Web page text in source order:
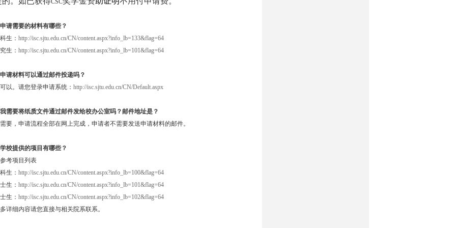
CSC
申请需要的材料有哪些？
生： http://isc.sjtu.edu.cn/CN/content.aspx?info_lb=133&flag=64
生： http://isc.sjtu.edu.cn/CN/content.aspx?info_lb=101&flag=64
申请材料可以通过邮件投递吗？
以。请您登录申请系统： http://isc.sjtu.edu.cn/CN/Default.aspx
我需要将纸质文件通过邮件发给校办公室吗？邮件地址是？
要，申请流程全部在网上完成，申请者不需要发送申请材料的邮件。
学校提供的项目有哪些？
考项目列表
生： http://isc.sjtu.edu.cn/CN/content.aspx?info_lb=100&flag=64
生： http://isc.sjtu.edu.cn/CN/content.aspx?info_lb=101&flag=64
生： http://isc.sjtu.edu.cn/CN/content.aspx?info_lb=102&flag=64
详细内容请您直接与相关院系联系。